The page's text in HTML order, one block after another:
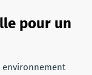
pour un
environnement